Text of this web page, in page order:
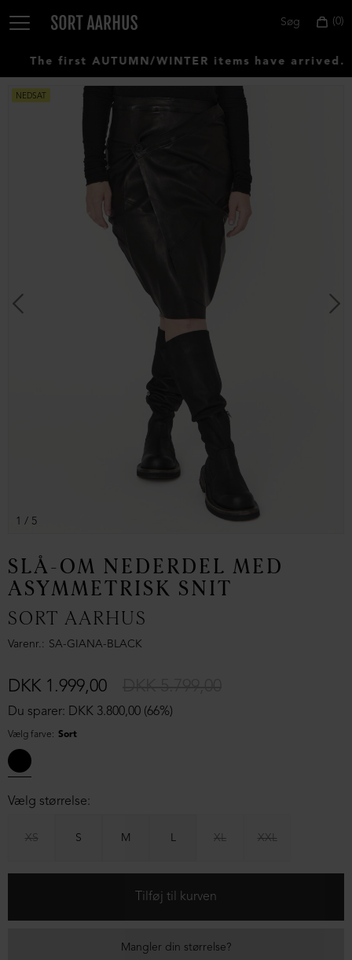
Denmark
0
Søg
The first AUTUMN/WINTER items have arrived.
NEDSAT
1 / 5
SLÅ-OM NEDERDEL MED
ASYMMETRISK SNIT
SORT AARHUS
Varenr. SA-GIANA-BLACK
Du sparer: DKK 3.800,00 (66%)
DKK 1.999,00
Vælg farve: Sort
Vælg størrelse:
XS S M L XL XXL
Mangler din størrelse?